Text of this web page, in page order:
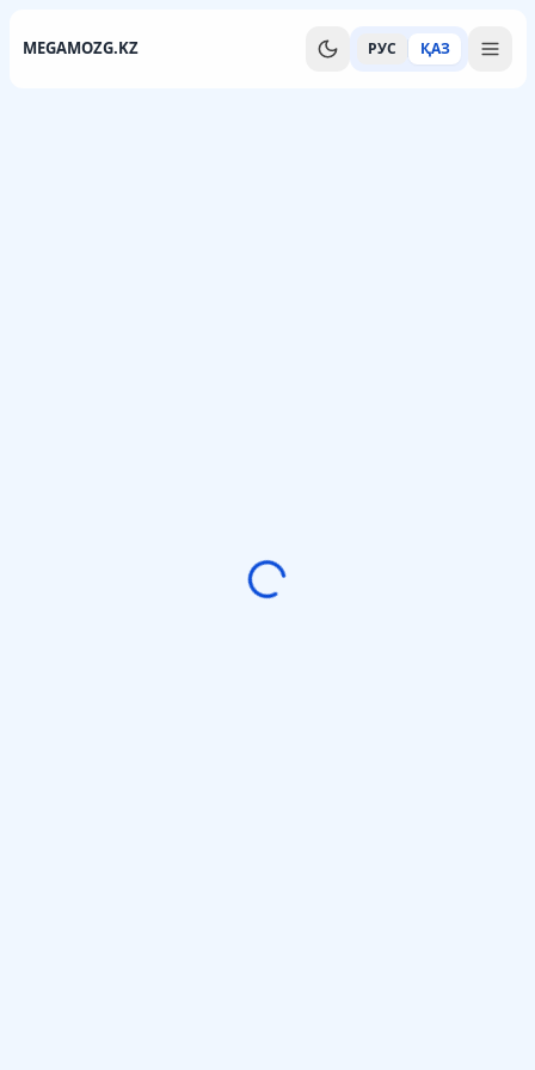
MEGAMOZG.KZ РУС ҚАЗ